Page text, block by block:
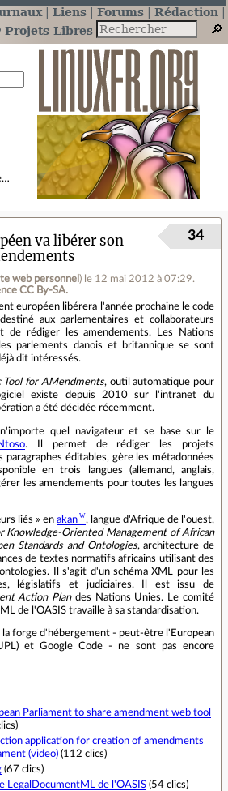
Liens Forums
Rédaction
Projets Libres
va libérer son
web personnel ) le 12 mai 2012 à 07:29.
CC By‑SA.
34
européen libérera l'année prochaine le code
aux parlementaires et collaborateurs
de rédiger les amendements. Les Nations
parlements danois et britannique se sont
dit intéressés.
Tool for AMendments, outil automatique pour
existe depuis 2010 sur l'intranet du
a été décidée récemment.
quel navigateur et se base sur le
. Il permet de rédiger les projets
éditables, gère les métadonnées
en trois langues (allemand, anglais,
les amendements pour toutes les langues
liés » en akan
, langue d'Afrique de l'ouest,
Knowledge-Oriented Management of African
Standards and Ontologies, architecture de
de textes normatifs africains utilisant des
Il s'agit d'un schéma XML pour les
législatifs et judiciaires. Il est issu de
Action Plandes Nations Unies. Le comité
de l'OASIS travaille à sa standardisation.
la forge d'hébergement - peut-être l'European
et Google Code - ne sont pas encore
Parliament to share amendment web tool
application for creation of amendments
(video)(112 clics)
(67 clics)
LegalDocumentML de l'OASIS(54 clics)